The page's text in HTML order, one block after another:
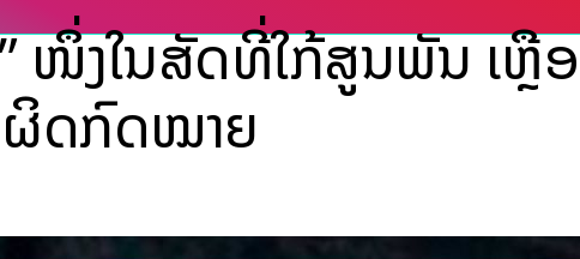
” ໜຶ່ງໃນສັດທີ່ໃກ້ສູນພັນ ເຫຼືອ
ຜິດກົດໝາຍ